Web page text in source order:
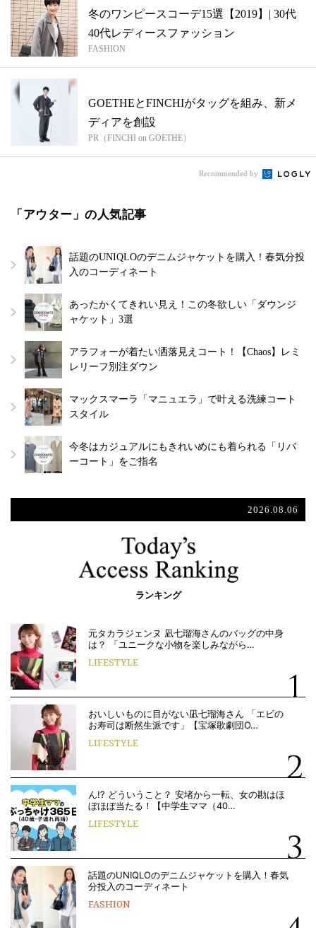
冬のワンピースコーデ15選【2019】| 30代
40代レディースファッション
FASHION
GOETHEとFINCHIがタッグを組み、新メ
ディアを創設
PR（FINCHI on GOETHE）
Recommended by
「アウター」の人気記事
話題のUNIQLOのデニムジャケットを購入！春気分投
入のコーディネート
あったかくてきれい見え！この冬欲しい「ダウンジ
ャケット」3選
アラフォーが着たい洒落見えコート！【Chaos】レミ
レリーフ別注ダウン
マックスマーラ「マニュエラ」で叶える洗練コート
スタイル
今冬はカジュアルにもきれいめにも着られる「リバ
ーコート」をご指名
2026.08.06
ランキング
元タカラジェンヌ 凪七瑠海さんのバッグの中身
は？ 「ユニークな小物を楽しみながら…
LIFESTYLE
おいしいものに目がない凪七瑠海さん 「エビの
お寿司は断然生派です」【宝塚歌劇団O…
LIFESTYLE
ん!? どういうこと？ 安堵から一転、女の勘はほ
ぼほぼ当たる！【中学生ママ（40…
LIFESTYLE
話題のUNIQLOのデニムジャケットを購入！春気
分投入のコーディネート
FASHION